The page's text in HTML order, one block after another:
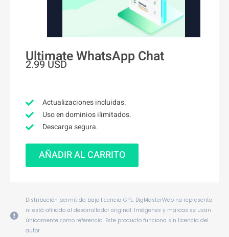
Ultimate WhatsApp Chat
2.99USD
Actualizaciones incluidas.
Uso en dominios ilimitados.
Descarga segura.
WhatsApp
AÑADIR AL CARRITO
Distribución permitida bajo licencia GPL. BigMasterWeb no representa
ni está afiliado al desarrollador original. Imágenes y marcas se usan
únicamente como referencia. Este producto funciona sin licencia del
autor.